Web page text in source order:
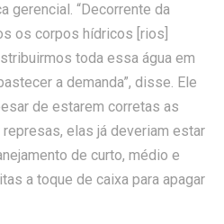
gerencial. “Decorrente da
os corpos hídricos [rios]
toda essa água em
a demanda”, disse. Ele
de estarem corretas as
elas já deveriam estar
de curto, médio e
a toque de caixa para apagar